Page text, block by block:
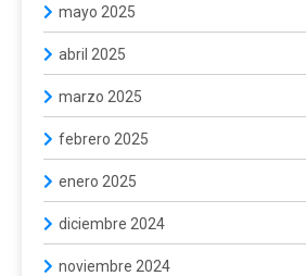
mayo 2025
abril 2025
marzo 2025
febrero 2025
enero 2025
diciembre 2024
noviembre 2024